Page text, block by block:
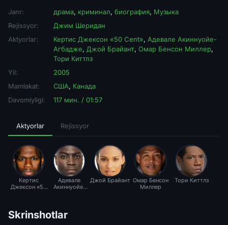
Janr: драма, криминал, биография, Музыка
Rejissyor:
Джим Шеридан
Aktyorlar:
Кертис Джексон «50 Cent», Адевале Акиннуойе-
Агбадже, Джой Брайант, Омар Бенсон Миллер,
Тори Киттлз
Yil:
2005
Mamlakat:
США, Канада
Davomiyligi:
117 мин. / 01:57
Aktyorlar Rejissyor
Кертис
Джексон «50
Адевале
Акиннуойе-
Джой Брайант Омар Бенсон
Миллер
Тори Киттлз
Skrinshotlar